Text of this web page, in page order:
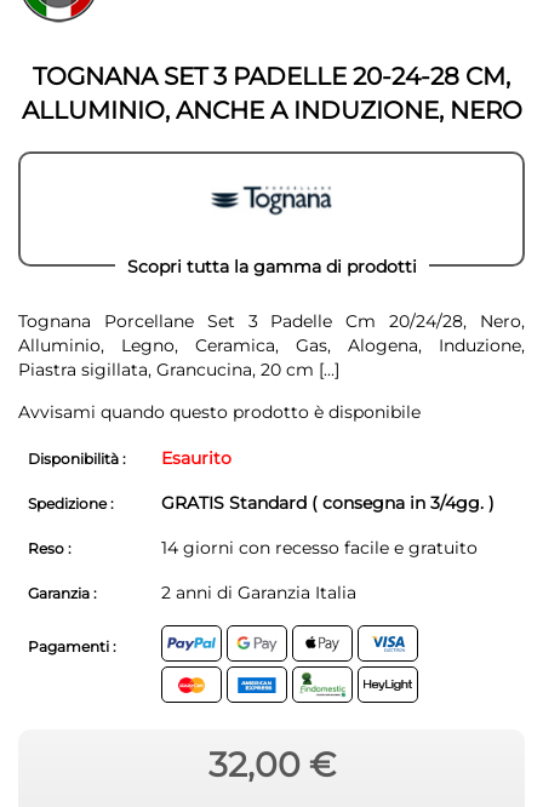
della
galleria
immagini
TOGNANA SET 3 PADELLE 20-24-28 CM,
ALLUMINIO, ANCHE A INDUZIONE, NERO
Scopri tutta la gamma di prodotti
Tognana Porcellane Set 3 Padelle Cm 20/24/28, Nero,
Alluminio, Legno, Ceramica, Gas, Alogena, Induzione,
Piastra sigillata, Grancucina, 20 cm [...]
Avvisami quando questo prodotto è disponibile
Disponibilità : Esaurito
Spedizione : GRATIS Standard ( consegna in 3/4gg. )
Reso : 14 giorni con recesso facile e gratuito
Garanzia : 2 anni di Garanzia Italia
Pagamenti :
32,00 €